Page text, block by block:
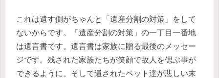
これは遺す側がちゃんと「遺産分割の対策」をして
ないからです。
「遺産分割の対策」の一丁目一番地
は遺言書です。遺言書は家族に贈る最後のメッセー
ジです。残された家族たちが笑顔で故人を偲ぶ事が
できるように、そして遺されたペット達が悲しい末